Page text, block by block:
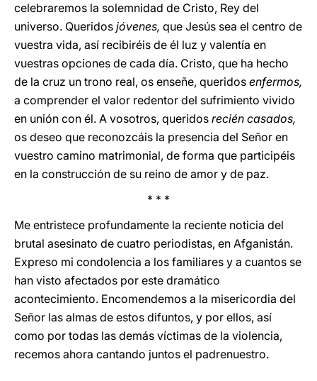
celebraremos la solemnidad de Cristo, Rey del
universo. Queridos jóvenes, que Jesús sea el centro de
vuestra vida, así recibiréis de él luz y valentía en
vuestras opciones de cada día. Cristo, que ha hecho
de la cruz un trono real, os enseñe, queridos enfermos,
a comprender el valor redentor del sufrimiento vivido
en unión con él. A vosotros, queridos recién casados,
os deseo que reconozcáis la presencia del Señor en
vuestro camino matrimonial, de forma que participéis
en la construcción de su reino de amor y de paz.
* * *
Me entristece profundamente la reciente noticia del
brutal asesinato de cuatro periodistas, en Afganistán.
Expreso mi condolencia a los familiares y a cuantos se
han visto afectados por este dramático
acontecimiento. Encomendemos a la misericordia del
Señor las almas de estos difuntos, y por ellos, así
como por todas las demás víctimas de la violencia,
recemos ahora cantando juntos el padrenuestro.